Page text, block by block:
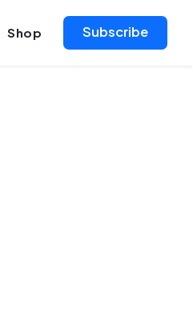
Shop Subscribe